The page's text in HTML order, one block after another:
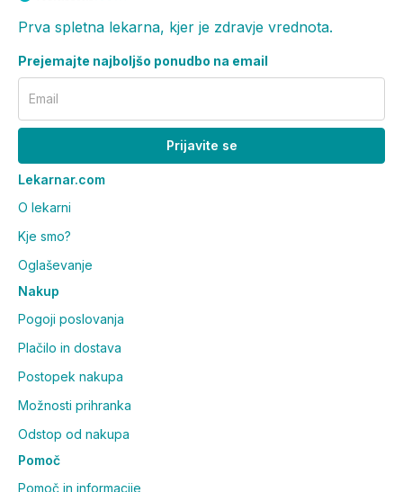
Prva spletna lekarna, kjer je zdravje vrednota.
Prejemajte najboljšo ponudbo na email
Email
Prijavite se
Lekarnar.com
O lekarni
Kje smo?
Oglaševanje
Nakup
Pogoji poslovanja
Plačilo in dostava
Postopek nakupa
Možnosti prihranka
Odstop od nakupa
Pomoč
Pomoč in informacije